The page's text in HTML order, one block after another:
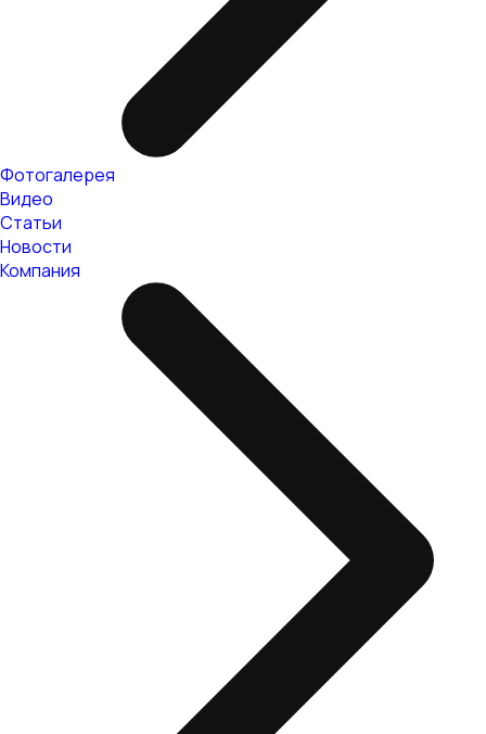
Фотогалерея
Видео
Статьи
Новости
Компания